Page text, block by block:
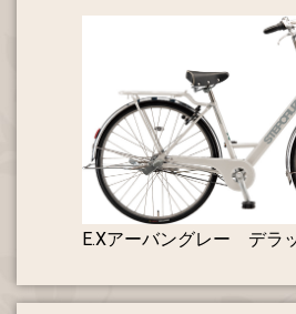
E.Xアーバングレー デラ